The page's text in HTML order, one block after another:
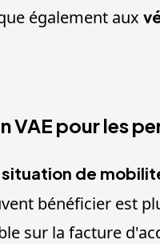
également aux
pour les
de
bénéficier est
sur la facture